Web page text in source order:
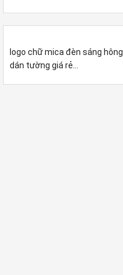
logo chữ mica đèn sáng hông
dán tường giá rẻ...